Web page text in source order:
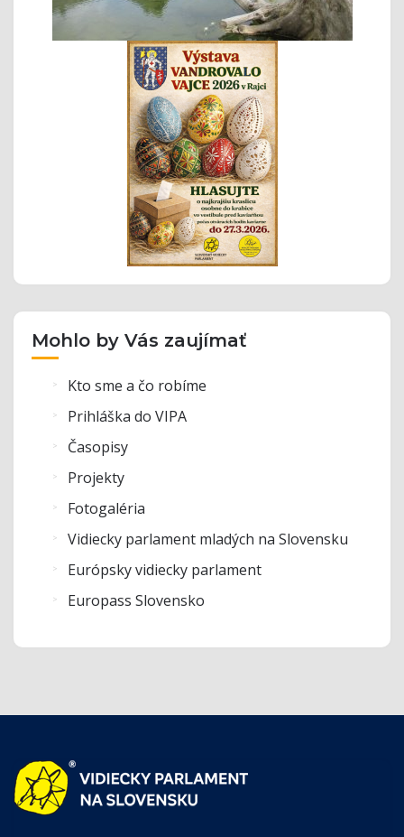
Mohlo by Vás zaujímať
Kto sme a čo robíme
Prihláška do VIPA
Časopisy
Projekty
Fotogaléria
Vidiecky parlament mladých na Slovensku
Európsky vidiecky parlament
Europass Slovensko